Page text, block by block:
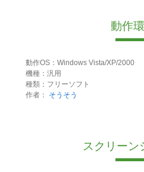
動作
動作OS：Windows Vista/XP/2000
機種：汎用
種類：フリーソフト
作者：
そうそう
スクリーン